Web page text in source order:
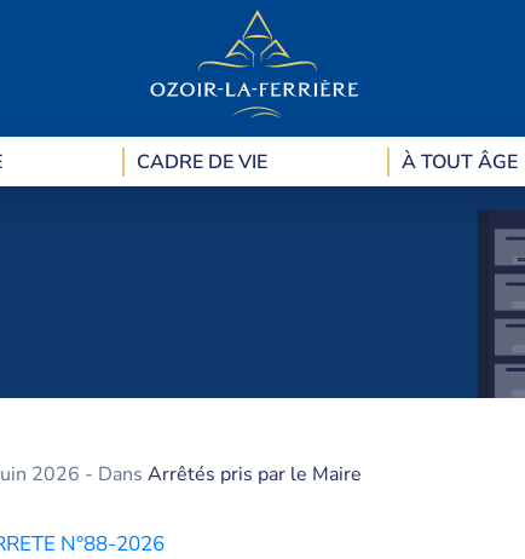
CADRE DE VIE À TOUT ÂGE
2026 - Dans Arrêtés pris par le Maire
N°88-2026